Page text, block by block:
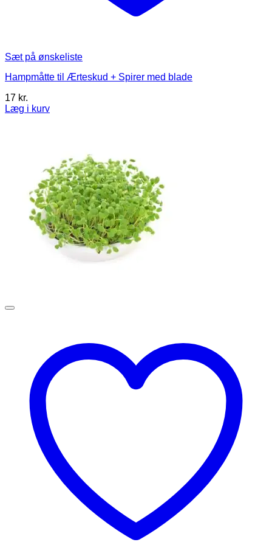
Sæt på ønskeliste
Hampmåtte til Ærteskud + Spirer med blade
17 kr.
Læg i kurv
Mulighederne
vælges
varesiden